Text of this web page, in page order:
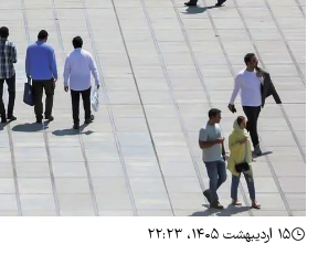
۱۵ اردیبهشت ۱۴۰۵، ۲۲:۲۳